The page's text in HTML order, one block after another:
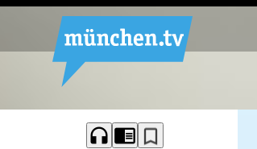
headphones chrome_reader_mode bookmark_border